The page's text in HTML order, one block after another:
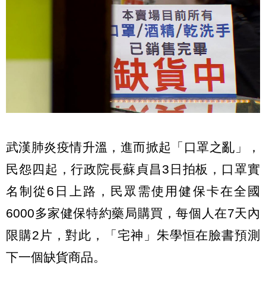
武漢肺炎疫情升溫，進而掀起「口罩之亂」，
民怨四起，行政院長蘇貞昌3日拍板，口罩實
名制從6日上路，民眾需使用健保卡在全國
6000多家健保特約藥局購買，每個人在7天內
限購2片，對此，「宅神」朱學恒在臉書預測
下一個缺貨商品。